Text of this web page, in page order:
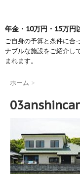
年金・10万円・15万円
ご自身の予算と条件に合
ナブルな施設をご紹介し
まれます。
ホーム >